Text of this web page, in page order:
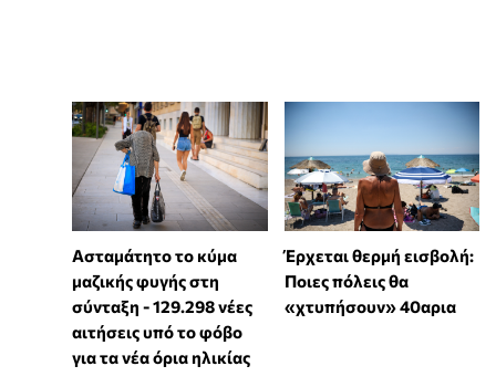
Ασταμάτητο το κύμα
μαζικής φυγής στη
σύνταξη - 129.298 νέες
αιτήσεις υπό το φόβο
για τα νέα όρια ηλικίας
Έρχεται θερμή εισβολή:
Ποιες πόλεις θα
«χτυπήσουν» 40αρια